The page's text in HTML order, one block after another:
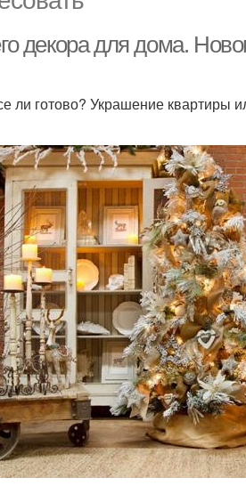
декора для дома.
ли готово? Украшение квартиры